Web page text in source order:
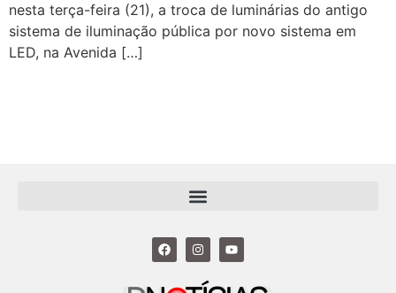
nesta terça-feira (21), a troca de luminárias do antigo
sistema de iluminação pública por novo sistema em
LED, na Avenida […]